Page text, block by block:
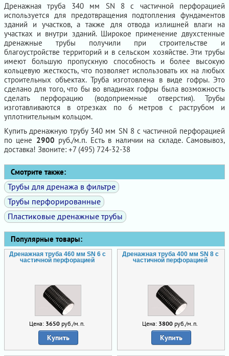
Дренажная труба 340 мм SN 8 с частичной перфорацией
используется для предотвращения подтопления фундаментов
зданий и участков, а также для отвода излишней влаги на
участках и внутри зданий. Широкое применение двухстенные
дренажные трубы получили при строительстве и
благоустройстве территорий и в сельском хозяйстве. Эти трубы
имеют большую пропускную способность и более высокую
кольцевую жесткость, что позволяет использовать их на любых
строительных объектах. Труба изготовлена в виде гофры. Это
сделано для того, что бы во впадинах гофры была возможность
сделать перфорацию (водоприемные отверстия). Трубы
изготавливаются в отрезках по 6 метров с раструбом и
уплотнительным кольцом.
Купить дренажную трубу 340 мм SN 8 с частичной перфорацией
по цене 2900 руб./м.п. Есть в наличии на складе. Самовывоз,
доставка! Звоните: +7 (495) 724-32-38
Смотрите также:
Трубы для дренажа в фильтре
Трубы перфорированные
Пластиковые дренажные трубы
Популярные товары:
Дренажная труба 460 мм SN 6 с
частичной перфорацией
Цена: 3650руб./м.п.
Купить
Дренажная труба 400 мм SN 8 с
частичной перфорацией
Цена: 3800руб./м.п.
Купить